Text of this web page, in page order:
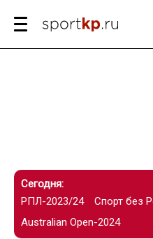
Сегодня:
РПЛ-2023/24
Спорт без
Australian Open-2024